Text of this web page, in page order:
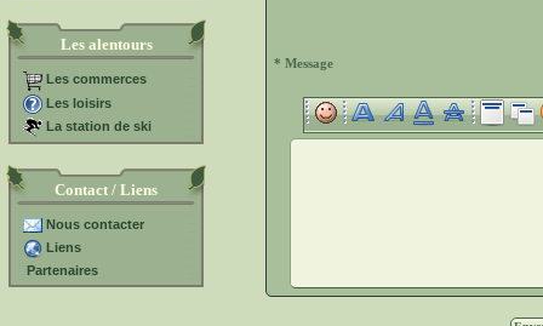
Les alentours
Les commerces
Les loisirs
La station de ski
Contact / Liens
Nous contacter
Liens
Partenaires
* Message